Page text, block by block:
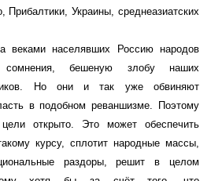
Прибалтики, Украины, среднеазиатских
веками населявших Россию народов
сомнения, бешеную злобу наших
Но они и так уже обвиняют
в подобном реваншизме. Поэтому
открыто. Это может обеспечить
курсу, сплотит народные массы,
раздоры, решит в целом